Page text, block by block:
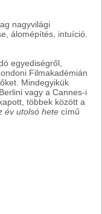
nagyvilági
álomépítés, intuíció.
egyediségről,
Filmakadémián
Mindegyikük
vagy a Cannes-i
többek között a
év utolsó hete című